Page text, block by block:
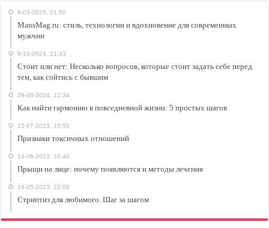
6-03-2025, 21:50
MansMag.ru: стиль, технологии и вдохновение для современных
мужчин
9-10-2024, 21:43
Стоит или нет: Несколько вопросов, которые стоит задать себе перед
тем, как сойтись с бывшим
29-08-2024, 12:34
Как найти гармонию в повседневной жизни: 5 простых шагов
15-07-2023, 10:55
Признаки токсичных отношений
14-06-2023, 10:40
Прыщи на лице: почему появляются и методы лечения
16-05-2023, 22:06
Стриптиз для любимого. Шаг за шагом